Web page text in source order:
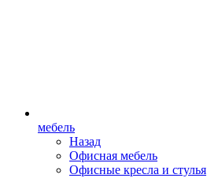
мебель
Назад
Офисная мебель
Офисные кресла и стулья